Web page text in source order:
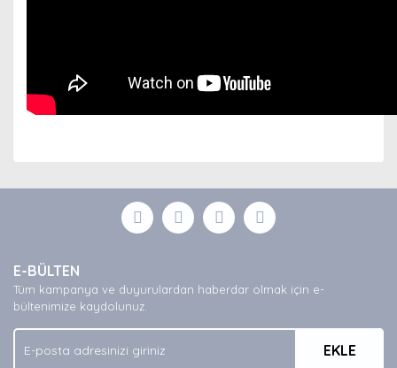
Yorum Yaz
formunu kullanarak tarafımıza iletebilirsiniz.
Görüş ve önerileriniz için teşekkür ederiz.
Ürün açıklamasında eksik bilgiler bulunuyor.
Ürün bilgilerinde hatalar bulunuyor.
Ürün fiyatı diğer sitelerden daha pahalı.
Bu ürüne benzer farklı alternatifler olmalı.
E-BÜLTEN
Tüm kampanya ve duyurulardan haberdar olmak için e-
bültenimize kaydolunuz.
EKLE